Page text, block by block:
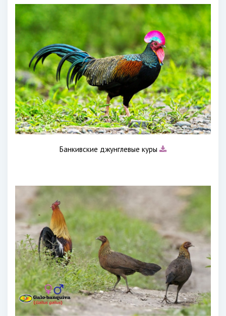
Банкивские джунглевые куры